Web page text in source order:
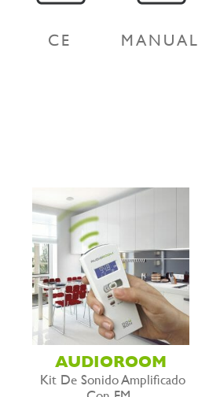
CE MANUAL
AUDIOROOM
Kit De Sonido Amplificado